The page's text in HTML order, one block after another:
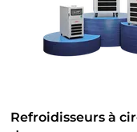
Refroidisseurs à